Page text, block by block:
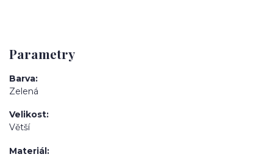
Parametry
Barva
Zelená
Velikost
Větší
Materiál